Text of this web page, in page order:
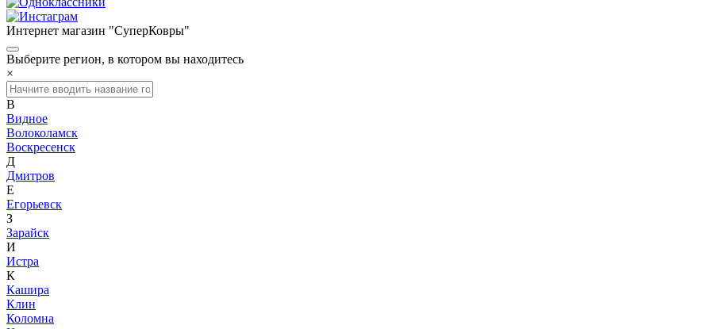
Интернет магазин "СуперКовры"
Выберите регион, в котором вы находитесь
×
В
Видное
Волоколамск
Воскресенск
Д
Дмитров
Е
Егорьевск
З
Зарайск
И
Истра
К
Кашира
Клин
Коломна